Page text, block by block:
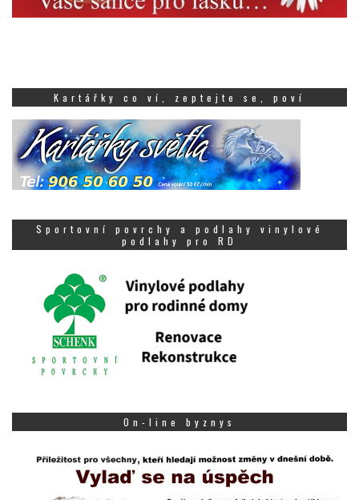
Kartářky co ví, zeptejte se, poví
Sportovní povrchy a podlahy vinylové
podlahy pro RD
On-line byznys